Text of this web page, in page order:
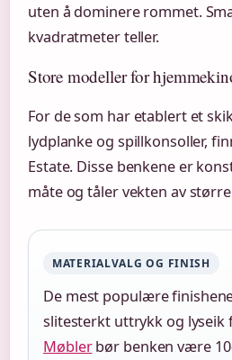
uten å dominere rommet.
kvadratmeter teller.
Store modeller for
For de som har etablert et
lydplanke og spillkonsoller,
Estate. Disse benkene er
måte og tåler vekten av
MATERIALVALG OG FINISH
De mest populære
slitesterkt uttrykk og
Møblerbør benken være